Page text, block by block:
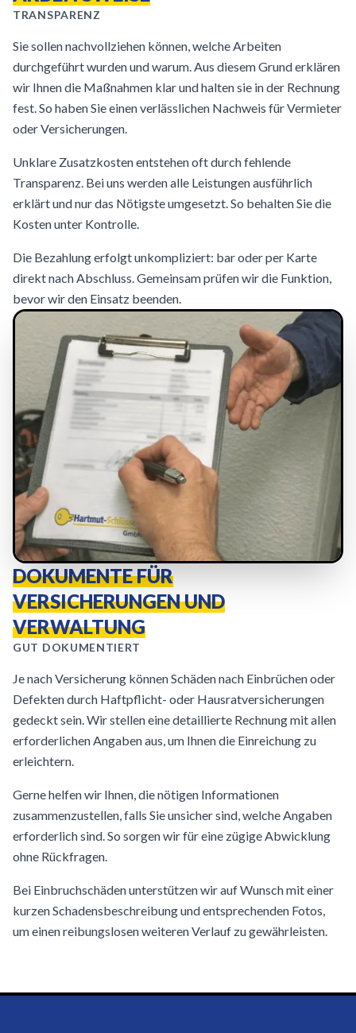
TRANSPARENZ
Sie sollen nachvollziehen können, welche Arbeiten
durchgeführt wurden und warum. Aus diesem Grund erklären
wir Ihnen die Maßnahmen klar und halten sie in der Rechnung
fest. So haben Sie einen verlässlichen Nachweis für Vermieter
oder Versicherungen.
Unklare Zusatzkosten entstehen oft durch fehlende
Transparenz. Bei uns werden alle Leistungen ausführlich
erklärt und nur das Nötigste umgesetzt. So behalten Sie die
Kosten unter Kontrolle.
Die Bezahlung erfolgt unkompliziert: bar oder per Karte
direkt nach Abschluss. Gemeinsam prüfen wir die Funktion,
bevor wir den Einsatz beenden.
DOKUMENTE FÜR
VERSICHERUNGEN UND
VERWALTUNG
GUT DOKUMENTIERT
Je nach Versicherung können Schäden nach Einbrüchen oder
Defekten durch Haftpflicht- oder Hausratversicherungen
gedeckt sein. Wir stellen eine detaillierte Rechnung mit allen
erforderlichen Angaben aus, um Ihnen die Einreichung zu
erleichtern.
Gerne helfen wir Ihnen, die nötigen Informationen
zusammenzustellen, falls Sie unsicher sind, welche Angaben
erforderlich sind. So sorgen wir für eine zügige Abwicklung
ohne Rückfragen.
Bei Einbruchschäden unterstützen wir auf Wunsch mit einer
kurzen Schadensbeschreibung und entsprechenden Fotos,
um einen reibungslosen weiteren Verlauf zu gewährleisten.